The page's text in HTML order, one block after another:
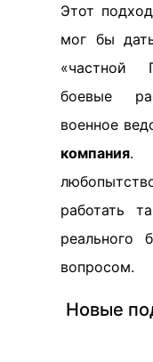
Этот
мог бы
«частной
боевые
военное
компания.
работать
вопросом.
Новые